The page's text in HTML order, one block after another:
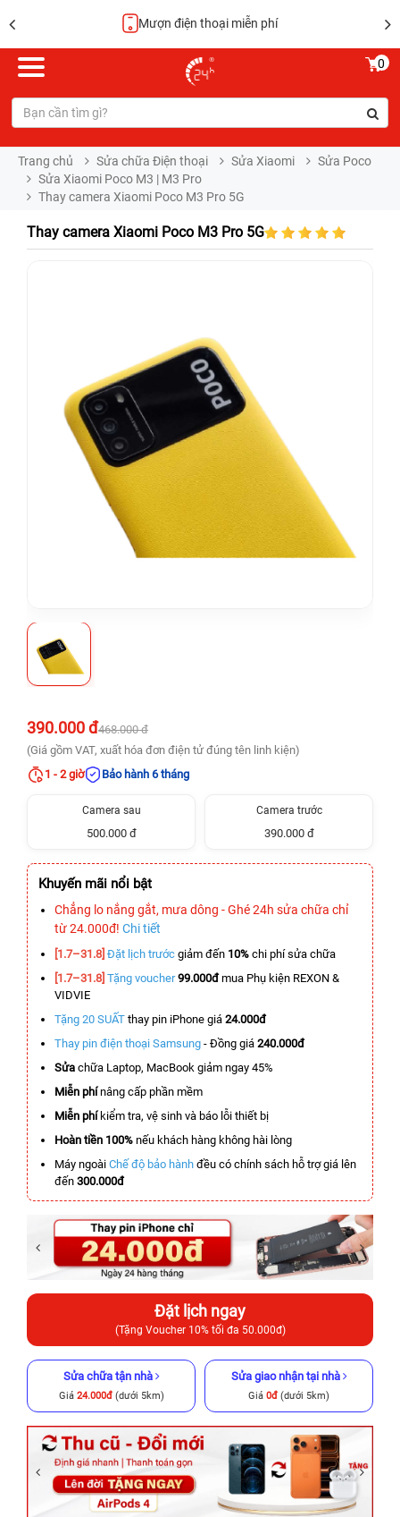
Mượn điện thoại miễn phí
0
Trang chủ Sửa chữa Điện thoại Sửa Xiaomi
Sửa Poco
Sửa Xiaomi Poco M3 | M3 Pro
Thay camera Xiaomi Poco M3 Pro 5G
Thay camera Xiaomi Poco M3 Pro 5G
390.000 đ468.000 đ
(Giá gồm VAT, xuất hóa đơn điện tử đúng tên linh kiện)
1 - 2 giờ
Bảo hành 6 tháng
Camera sau
500.000 đ
Camera trước
390.000 đ
Khuyến mãi nổi bật
Chẳng lo nắng gắt, mưa dông - Ghé 24h sửa chữa chỉ
từ 24.000đ! Chi tiết
[1.7–31.8] Đặt lịch trước giảm đến 10% chi phí sửa chữa
[1.7–31.8] Tặng voucher 99.000đmua Phụ kiện REXON &
VIDVIE
Tặng 20 SUẤT thay pin iPhone giá 24.000đ
Thay pin điện thoại Samsung - Đồng giá 240.000đ
Sửa chữa Laptop, MacBook giảm ngay 45%
Miễn phínâng cấp phần mềm
Miễn phíkiểm tra, vệ sinh và báo lỗi thiết bị
Hoàn tiền 100% nếu khách hàng không hài lòng
Máy ngoài Chế độ bảo hành đều có chính sách hỗ trợ giá lên
đến 300.000đ
Đặt lịch ngay
(Tặng Voucher 10% tối đa 50.000đ)
Sửa chữa tận nhà
Giá 24.000đ(dưới 5km)
Sửa giao nhận tại nhà
Giá 0đ (dưới 5km)